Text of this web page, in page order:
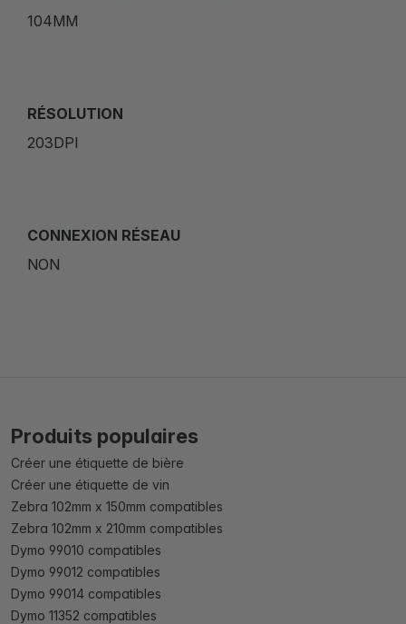
104MM
RÉSOLUTION
203DPI
CONNEXION RÉSEAU
NON
Produits populaires
Créer une étiquette de bière
Créer une étiquette de vin
Zebra 102mm x 150mm compatibles
Zebra 102mm x 210mm compatibles
Dymo 99010 compatibles
Dymo 99012 compatibles
Dymo 99014 compatibles
Dymo 11352 compatibles